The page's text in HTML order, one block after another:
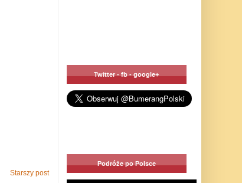
Starszy post
Twitter - fb - google+
Podróże po Polsce